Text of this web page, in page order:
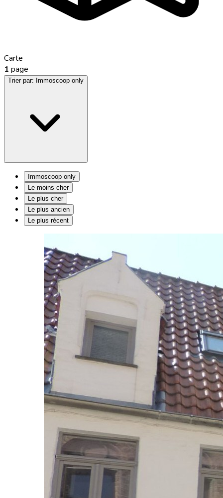
Carte
1 page
Trier par: Immoscoop only
Immoscoop only
Le moins cher
Le plus cher
Le plus ancien
Le plus récent